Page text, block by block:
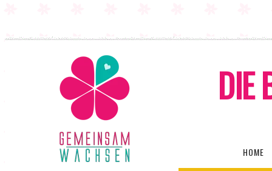
DIE
HOME